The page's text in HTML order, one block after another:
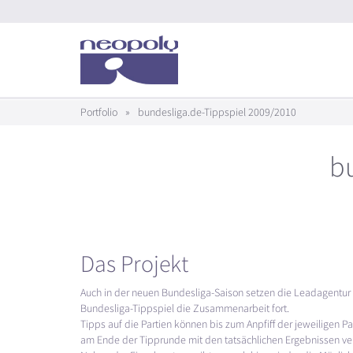
Portfolio » bundesliga.de-Tippspiel 2009/2010
Das Projekt
Auch in der neuen Bundesliga-Saison setzen die Leadagentur
Bundesliga-Tippspiel die Zusammenarbeit fort.
Tipps auf die Partien können bis zum Anpfiff der jeweiligen
am Ende der Tipprunde mit den tatsächlichen Ergebnissen